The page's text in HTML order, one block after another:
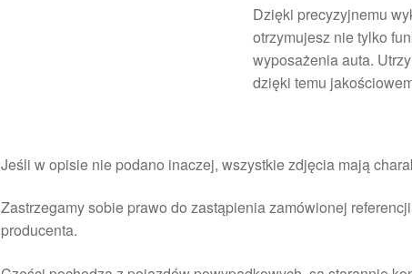
Dzięki precyzyjnemu
otrzymujesz nie tylko
wyposażenia auta.
dzięki temu
Jeśli w opisie nie podano inaczej, wszystkie zdjęcia mają
Zastrzegamy sobie prawo do zastąpienia zamówionej
producenta.